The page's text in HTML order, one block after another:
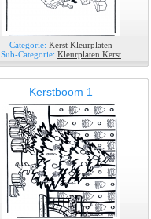
Categorie: Kerst Kleurplaten
Sub-Categorie: Kleurplaten Kerst
Kerstboom 1